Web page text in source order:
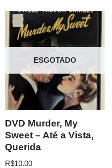
ESGOTADO
DVD Murder, My
Sweet – Até a Vista,
Querida
R$10.00